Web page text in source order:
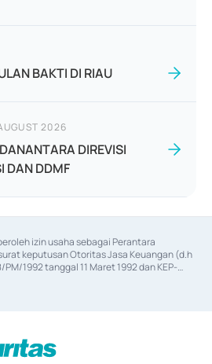
BAKTI DI RIAU
2026
DIREVISI
DAN DDMF
izin usaha sebagai Perantara
keputusan Otoritas Jasa Keuangan (d.h
1992 tanggal 11 Maret 1992 dan KEP-
2014, izin usaha sebagai Penjamin Emisi
Otoritas Jasa Keuangan Nomor KEP-
Jasa Keuangan Nomor S-
2017, dan beberapa izin usaha lainnya